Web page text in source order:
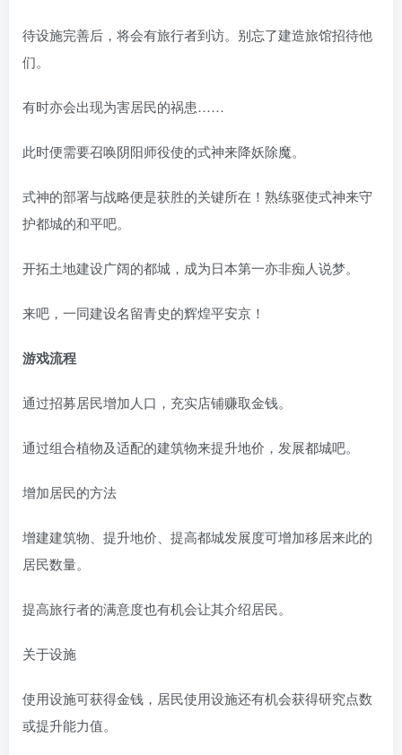
待设施完善后，将会有旅行者到访。别忘了建造旅馆招待他
们。
有时亦会出现为害居民的祸患……
此时便需要召唤阴阳师役使的式神来降妖除魔。
式神的部署与战略便是获胜的关键所在！熟练驱使式神来守
护都城的和平吧。
开拓土地建设广阔的都城，成为日本第一亦非痴人说梦。
来吧，一同建设名留青史的辉煌平安京！
游戏流程
通过招募居民增加人口，充实店铺赚取金钱。
通过组合植物及适配的建筑物来提升地价，发展都城吧。
增加居民的方法
增建建筑物、提升地价、提高都城发展度可增加移居来此的
居民数量。
提高旅行者的满意度也有机会让其介绍居民。
关于设施
使用设施可获得金钱，居民使用设施还有机会获得研究点数
或提升能力值。